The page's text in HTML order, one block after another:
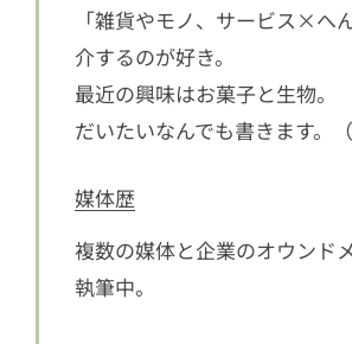
「雑貨やモノ、サービス×へ
介するのが好き。
最近の興味はお菓子と生物。
だいたいなんでも書きます。（
媒体歴
複数の媒体と企業のオウンド
執筆中。